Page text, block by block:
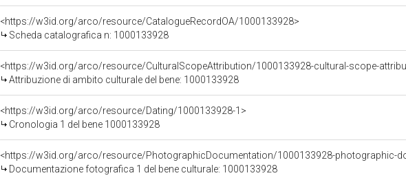
<https://w3id.org/arco/resource/CatalogueRecordOA/1000133928>
Scheda catalografica n: 1000133928
<https://w3id.org/arco/resource/CulturalScopeAttribution/1000133928-cultural-scope-
Attribuzione di ambito culturale del bene: 1000133928
<https://w3id.org/arco/resource/Dating/1000133928-1>
Cronologia 1 del bene 1000133928
<https://w3id.org/arco/resource/PhotographicDocumentation/1000133928-photographic-
Documentazione fotografica 1 del bene culturale: 1000133928